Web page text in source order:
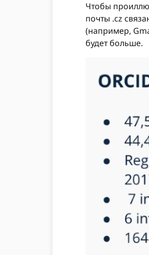
Чтобы
почты .cz
(например,
будет больше.